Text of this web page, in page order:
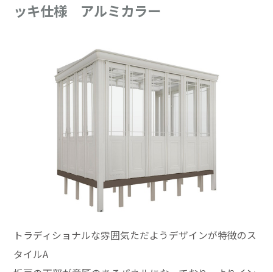
ッキ仕様 アルミカラー
トラディショナルな雰囲気ただようデザインが特徴のス
タイルA